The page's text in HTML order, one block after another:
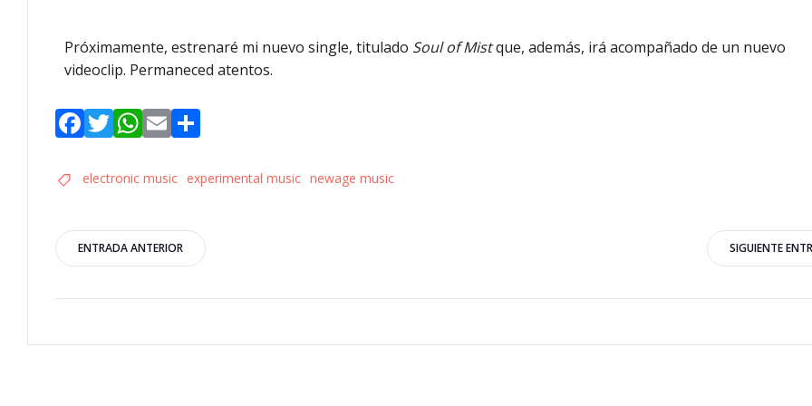
Próximamente, estrenaré mi nuevo single, titulado Soul of Mistque, además, irá acompañado de un nuevo
videoclip. Permaneced atentos.
Facebook
Twitter
WhatsApp
Email
electronic music experimental music newage music
ENTRADA ANTERIOR SIGUIENTE